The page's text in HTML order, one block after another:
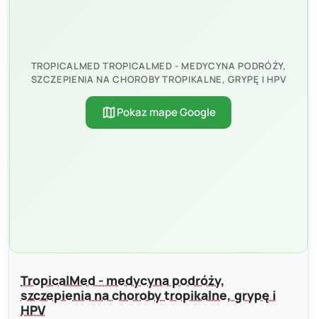
TROPICALMED TROPICALMED - MEDYCYNA PODRÓŻY,
SZCZEPIENIA NA CHOROBY TROPIKALNE, GRYPĘ I HPV
mapPokaz mape Google
TropicalMed - medycyna podróży,
szczepienia na choroby tropikalne, grypę i
HPV